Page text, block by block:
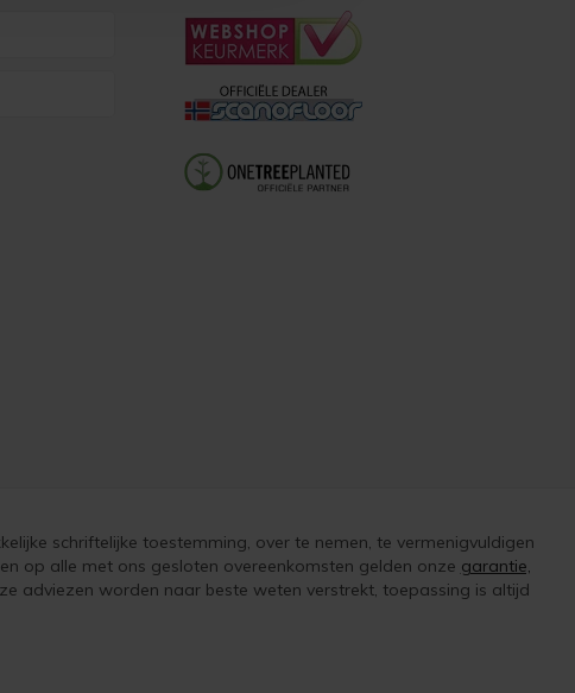
schriftelijke toestemming, over te nemen, te vermenigvuldigen
op alle met ons gesloten overeenkomsten gelden onze garantie,
adviezen worden naar beste weten verstrekt, toepassing is altijd